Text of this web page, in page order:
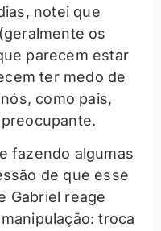
notei que
os
parecem estar
ter medo de
como pais,
fazendo algumas
de que esse
Gabriel reage
troca